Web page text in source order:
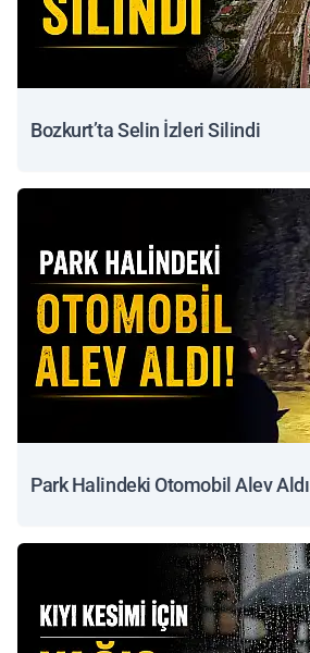
Bozkurt’ta Selin İzleri Silindi
Park Halindeki Otomobil Alev Aldı